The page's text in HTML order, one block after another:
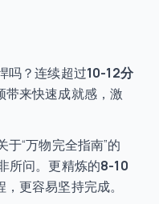
吗？连续超过10-12分
带来快速成就感，激
于“万物完全指南”的
所问。更精炼的8-10
更容易坚持完成。